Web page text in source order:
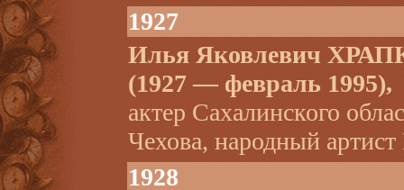
1927
Илья Яковлевич
(1927 — февраль 1995),
актер Сахалинского
Чехова, народный
1928